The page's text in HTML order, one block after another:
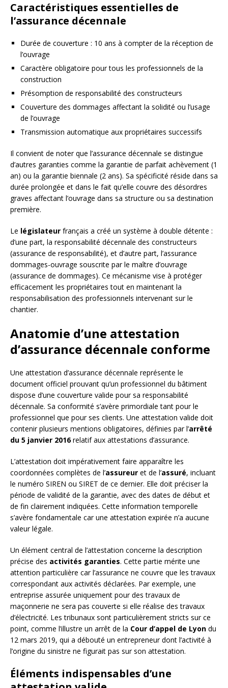
Caractéristiques essentielles de
l’assurance décennale
Durée de couverture : 10 ans à compter de la réception de
l’ouvrage
Caractère obligatoire pour tous les professionnels de la
construction
Présomption de responsabilité des constructeurs
Couverture des dommages affectant la solidité ou l’usage
de l’ouvrage
Transmission automatique aux propriétaires successifs
Il convient de noter que l’assurance décennale se distingue
d’autres garanties comme la garantie de parfait achèvement (1
an) ou la garantie biennale (2 ans). Sa spécificité réside dans sa
durée prolongée et dans le fait qu’elle couvre des désordres
graves affectant l’ouvrage dans sa structure ou sa destination
première.
Le législateur français a créé un système à double détente :
d’une part, la responsabilité décennale des constructeurs
(assurance de responsabilité), et d’autre part, l’assurance
dommages-ouvrage souscrite par le maître d’ouvrage
(assurance de dommages). Ce mécanisme vise à protéger
efficacement les propriétaires tout en maintenant la
responsabilisation des professionnels intervenant sur le
chantier.
Anatomie d’une attestation
d’assurance décennale conforme
Une attestation d’assurance décennale représente le
document officiel prouvant qu’un professionnel du bâtiment
dispose d’une couverture valide pour sa responsabilité
décennale. Sa conformité s’avère primordiale tant pour le
professionnel que pour ses clients. Une attestation valide doit
contenir plusieurs mentions obligatoires, définies par l’arrêté
du 5 janvier 2016relatif aux attestations d’assurance.
L’attestation doit impérativement faire apparaître les
coordonnées complètes de l’assureur et de l’assuré, incluant
le numéro SIREN ou SIRET de ce dernier. Elle doit préciser la
période de validité de la garantie, avec des dates de début et
de fin clairement indiquées. Cette information temporelle
s’avère fondamentale car une attestation expirée n’a aucune
valeur légale.
Un élément central de l’attestation concerne la description
précise des activités garanties. Cette partie mérite une
attention particulière car l’assurance ne couvre que les travaux
correspondant aux activités déclarées. Par exemple, une
entreprise assurée uniquement pour des travaux de
maçonnerie ne sera pas couverte si elle réalise des travaux
d’électricité. Les tribunaux sont particulièrement stricts sur ce
point, comme l’illustre un arrêt de la Cour d’appel de Lyon du
12 mars 2019, qui a débouté un entrepreneur dont l’activité à
l’origine du sinistre ne figurait pas sur son attestation.
Éléments indispensables d’une